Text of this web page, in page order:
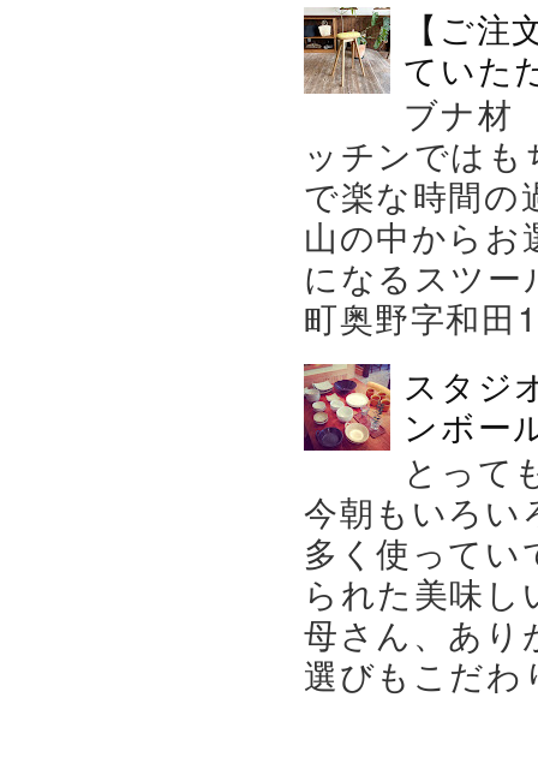
【ご
ていた
ブナ材
ッチンでは
で楽な時間の
山の中から
になるスツー
町奥野字和
スタジ
ンボー
とって
今朝もいろい
多く使ってい
られた美味
母さん、あり
選びもこだ